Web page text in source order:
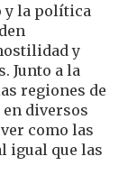
y la política
y
Junto a la
regiones de
diversos
como las
igual que las